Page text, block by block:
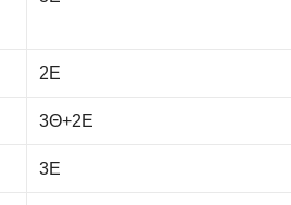
2Ε
3Θ+2Ε
3Ε